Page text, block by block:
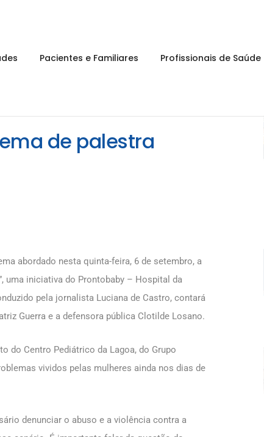
Pacientes e Familiares Profissionais de Saúde
de palestra
abordado nesta quinta-feira, 6 de setembro, a
uma iniciativa do Prontobaby – Hospital da
pela jornalista Luciana de Castro, contará
Guerra e a defensora pública Clotilde Losano.
do Centro Pediátrico da Lagoa, do Grupo
vividos pelas mulheres ainda nos dias de
denunciar o abuso e a violência contra a